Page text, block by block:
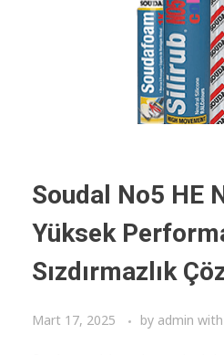
Soudal No5 HE
Yüksek
Sızdırmazlık
Mart 17, 2025 by admin with